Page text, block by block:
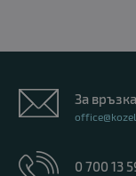
За
0 700 13